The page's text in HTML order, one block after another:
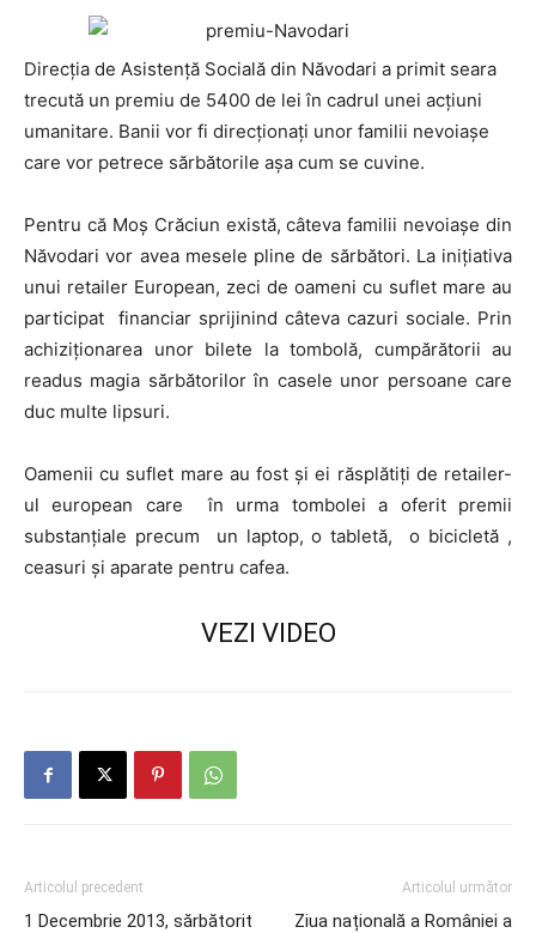
Direcția de Asistență Socială din Năvodari a primit seara
trecută un premiu de 5400 de lei în cadrul unei acțiuni
umanitare. Banii vor fi direcționați unor familii nevoiașe
care vor petrece sărbătorile așa cum se cuvine.
Pentru că Moș Crăciun există, câteva familii nevoiașe din
Năvodari vor avea mesele pline de sărbători. La inițiativa
unui retailer European, zeci de oameni cu suflet mare au
participat financiar sprijinind câteva cazuri sociale. Prin
achiziționarea unor bilete la tombolă, cumpărătorii au
readus magia sărbătorilor în casele unor persoane care
duc multe lipsuri.
Oamenii cu suflet mare au fost și ei răsplătiți de retailer-
ul european care în urma tombolei a oferit premii
substanțiale precum un laptop, o tabletă, o bicicletă ,
ceasuri și aparate pentru cafea.
VEZI VIDEO
Articolul precedent
1 Decembrie 2013, sărbătorit
Articolul următor
Ziua națională a României a